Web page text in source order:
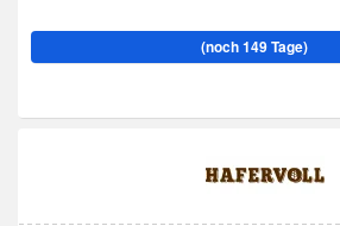
(noch 149 Tage)